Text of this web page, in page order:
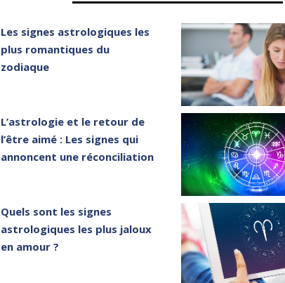
Les signes astrologiques les
plus romantiques du
zodiaque
L’astrologie et le retour de
l’être aimé : Les signes qui
annoncent une réconciliation
Quels sont les signes
astrologiques les plus jaloux
en amour ?